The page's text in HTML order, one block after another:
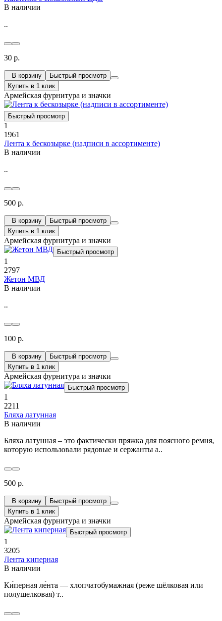
В наличии
..
30 р.
В корзину
Быстрый просмотр
Купить в 1 клик
Армейская фурнитура и значки
Быстрый просмотр
1
1961
Лента к бескозырке (надписи в ассортименте)
В наличии
..
500 р.
В корзину
Быстрый просмотр
Купить в 1 клик
Армейская фурнитура и значки
Быстрый просмотр
1
2797
Жетон МВД
В наличии
..
100 р.
В корзину
Быстрый просмотр
Купить в 1 клик
Армейская фурнитура и значки
Быстрый просмотр
1
2211
Бляха латунная
В наличии
Бляха латунная – это фактически пряжка для поясного ремня,
которую использовали рядовые и сержанты а..
500 р.
В корзину
Быстрый просмотр
Купить в 1 клик
Армейская фурнитура и значки
Быстрый просмотр
1
3205
Лента киперная
В наличии
Ки́перная ле́нта — хлопчатобумажная (реже шёлковая или
полушелковая) т..